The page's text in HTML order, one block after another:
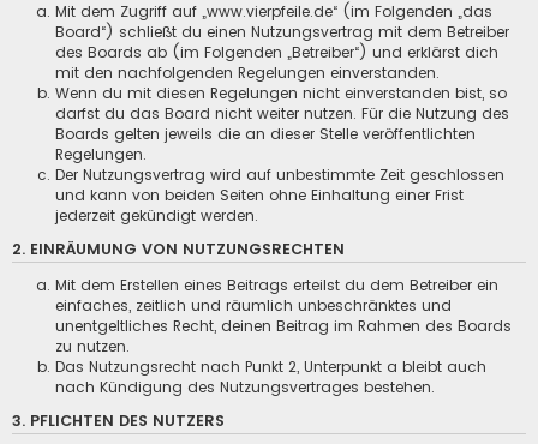
Mit dem Zugriff auf „www.vierpfeile.de“ (im Folgenden „das
Board“) schließt du einen Nutzungsvertrag mit dem Betreiber
des Boards ab (im Folgenden „Betreiber“) und erklärst dich
mit den nachfolgenden Regelungen einverstanden.
Wenn du mit diesen Regelungen nicht einverstanden bist, so
darfst du das Board nicht weiter nutzen. Für die Nutzung des
Boards gelten jeweils die an dieser Stelle veröffentlichten
Regelungen.
Der Nutzungsvertrag wird auf unbestimmte Zeit geschlossen
und kann von beiden Seiten ohne Einhaltung einer Frist
jederzeit gekündigt werden.
2. EINRÄUMUNG VON NUTZUNGSRECHTEN
Mit dem Erstellen eines Beitrags erteilst du dem Betreiber ein
einfaches, zeitlich und räumlich unbeschränktes und
unentgeltliches Recht, deinen Beitrag im Rahmen des Boards
zu nutzen.
Das Nutzungsrecht nach Punkt 2, Unterpunkt a bleibt auch
nach Kündigung des Nutzungsvertrages bestehen.
3. PFLICHTEN DES NUTZERS